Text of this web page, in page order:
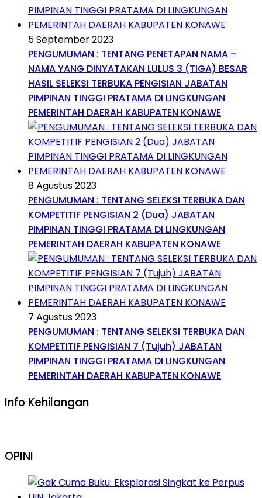
5 September 2023
PENGUMUMAN : TENTANG PENETAPAN NAMA –
NAMA YANG DINYATAKAN LULUS 3 (TIGA) BESAR
HASIL SELEKSI TERBUKA PENGISIAN JABATAN
PIMPINAN TINGGI PRATAMA DI LINGKUNGAN
PEMERINTAH DAERAH KABUPATEN KONAWE
8 Agustus 2023
PENGUMUMAN : TENTANG SELEKSI TERBUKA DAN
KOMPETITIF PENGISIAN 2 (Dua) JABATAN
PIMPINAN TINGGI PRATAMA DI LINGKUNGAN
PEMERINTAH DAERAH KABUPATEN KONAWE
7 Agustus 2023
PENGUMUMAN : TENTANG SELEKSI TERBUKA DAN
KOMPETITIF PENGISIAN 7 (Tujuh) JABATAN
PIMPINAN TINGGI PRATAMA DI LINGKUNGAN
PEMERINTAH DAERAH KABUPATEN KONAWE
Info Kehilangan
OPINI